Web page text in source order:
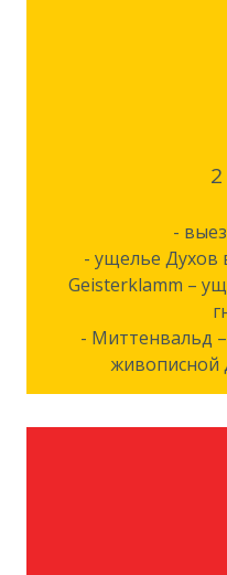
-
- ущелье Духов
Geisterklamm –
- Миттенвальд
живописной